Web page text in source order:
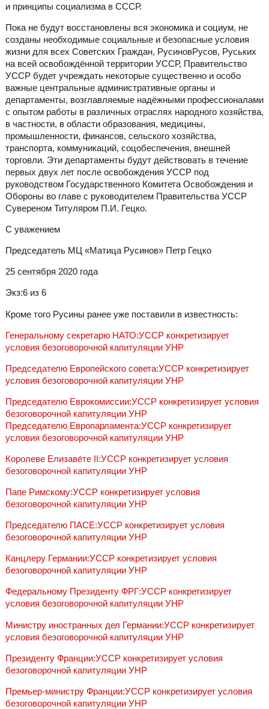
и принципы социализма в СССР.
Пока не будут восстановлены вся экономика и социум, не
созданы необходимые социальные и безопасные условия
жизни для всех Советских Граждан, РусиновРусов, Руських
на всей освобождённой территории УССР, Правительство
УССР будет учреждать некоторые существенно и особо
важные центральные административные органы и
департаменты, возглавляемые надёжными профессионалами
с опытом работы в различных отраслях народного хозяйства,
в частности, в области образования, медицины,
промышленности, финансов, сельского хозяйства,
транспорта, коммуникаций, соцобеспечения, внешней
торговли. Эти департаменты будут действовать в течение
первых двух лет после освобождения УССР под
руководством Государственного Комитета Освобождения и
Обороны во главе с руководителем Правительства УССР
Сувереном Титуляром П.И. Гецко.
C уважением
Председатель МЦ «Матица Русинов» Петр Гецко
25 сентября 2020 года
Экз:6 из 6
Кроме того Русины ранее уже поставили в известность:
Генеральному секретарю НАТО:УССР конкретизирует
условия безоговорочной капитуляции УНР
Председателю Европейского совета:УССР конкретизирует
условия безоговорочной капитуляции УНР
Председателю Еврокомиссии:УССР конкретизирует условия
безоговорочной капитуляции УНР
Председателю Европарламента:УССР конкретизирует
условия безоговорочной капитуляции УНР
Королеве Елизаве́те II:УССР конкретизирует условия
безоговорочной капитуляции УНР
Папе Римскому:УССР конкретизирует условия
безоговорочной капитуляции УНР
Председателю ПАСЕ:УССР конкретизирует условия
безоговорочной капитуляции УНР
Канцлеру Германии:УССР конкретизирует условия
безоговорочной капитуляции УНР
Федеральному Президенту ФРГ:УССР конкретизирует
условия безоговорочной капитуляции УНР
Министру иностранных дел Германии:УССР конкретизирует
условия безоговорочной капитуляции УНР
Президенту Франции:УССР конкретизирует условия
безоговорочной капитуляции УНР
Премьер-министру Франции:УССР конкретизирует условия
безоговорочной капитуляции УНР